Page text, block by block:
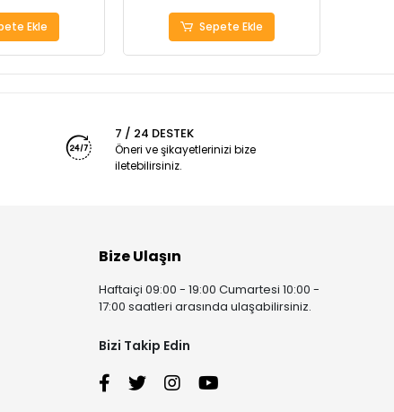
Ekle Sepete Ekle
7 / 24 DESTEK
Öneri ve şikayetlerinizi bize
iletebilirsiniz.
Bize Ulaşın
Haftaiçi 09:00 - 19:00 Cumartesi 10:00 -
17:00 saatleri arasında ulaşabilirsiniz.
Bizi Takip Edin